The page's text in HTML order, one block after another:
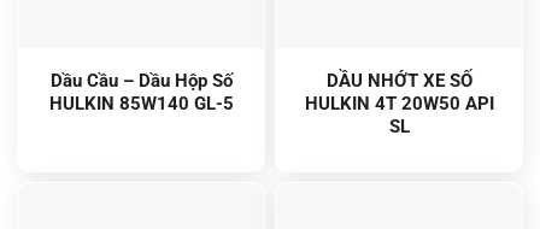
Dầu Cầu – Dầu Hộp Số
HULKIN 85W140 GL-5
DẦU NHỚT XE SỐ
HULKIN 4T 20W50 API
SL